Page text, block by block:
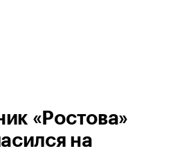
«Ростова»
на